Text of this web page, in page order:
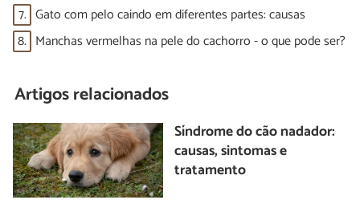
7. Gato com pelo caindo em diferentes partes: causas
8. Manchas vermelhas na pele do cachorro - o que pode ser?
Artigos relacionados
Síndrome do cão nadador:
causas, sintomas e
tratamento